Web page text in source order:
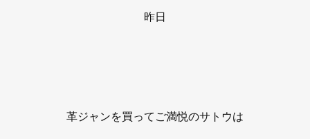
昨日
革ジャンを買ってご満悦のサトウは